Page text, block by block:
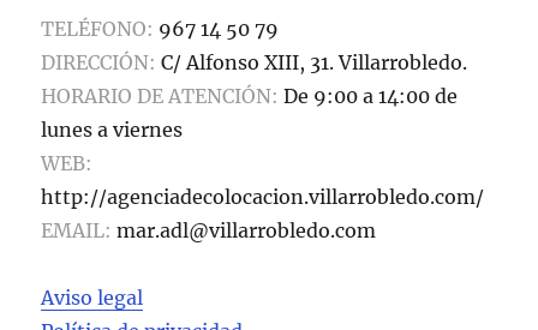
o
k
n
ir
TELÉFONO: 967 14 50 79
DIRECCIÓN: C/ Alfonso XIII, 31. Villarrobledo.
HORARIO DE ATENCIÓN: De 9:00 a 14:00 de
lunes a viernes
WEB:
http://agenciadecolocacion.villarrobledo.com/
EMAIL: mar.adl@villarrobledo.com
Aviso legal